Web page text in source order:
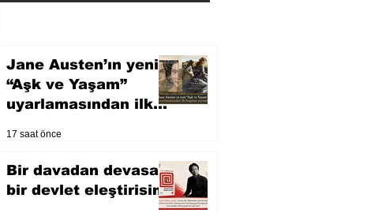
Jane Austen’ın yeni
“Aşk ve Yaşam”
uyarlamasından ilk
17 saat önce
Bir davadan devasa
bir devlet eleştirisine